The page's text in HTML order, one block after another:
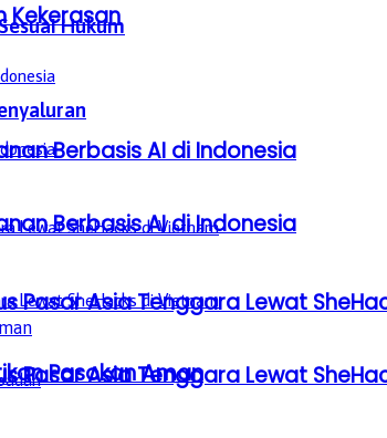
Berbasis AI di Indonesia
Pasar Asia Tenggara Lewat
Kekerasan
Berbasis AI di Indonesia
Asia Tenggara Lewat
Hukum
Pasokan Aman